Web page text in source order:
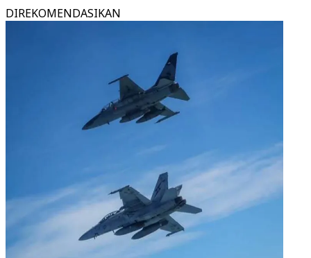
DIREKOMENDASIKAN